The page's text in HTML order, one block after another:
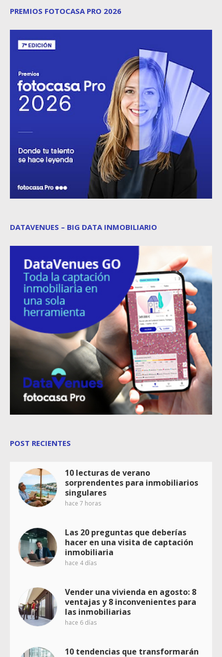
PREMIOS FOTOCASA PRO 2026
DATAVENUES – BIG DATA INMOBILIARIO
POST RECIENTES
10 lecturas de verano
sorprendentes para inmobiliarios
singulares
hace 7 horas
Las 20 preguntas que deberías
hacer en una visita de captación
inmobiliaria
hace 4 días
Vender una vivienda en agosto: 8
ventajas y 8 inconvenientes para
las inmobiliarias
hace 6 días
10 tendencias que transformarán